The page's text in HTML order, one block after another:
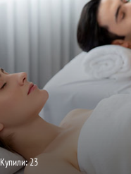
Купили:23